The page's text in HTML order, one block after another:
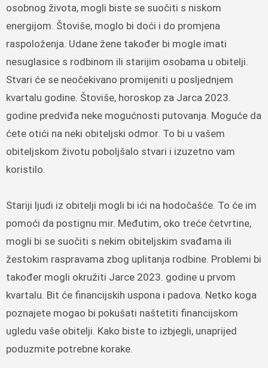
osobnog života, mogli biste se suočiti s niskom
energijom. Štoviše, moglo bi doći i do promjena
raspoloženja. Udane žene također bi mogle imati
nesuglasice s rodbinom ili starijim osobama u obitelji.
Stvari će se neočekivano promijeniti u posljednjem
kvartalu godine. Štoviše, horoskop za Jarca 2023.
godine predviđa neke mogućnosti putovanja. Moguće da
ćete otići na neki obiteljski odmor. To bi u vašem
obiteljskom životu poboljšalo stvari i izuzetno vam
koristilo.
Stariji ljudi iz obitelji mogli bi ići na hodočašće. To će im
pomoći da postignu mir. Međutim, oko treće četvrtine,
mogli bi se suočiti s nekim obiteljskim svađama ili
žestokim raspravama zbog uplitanja rodbine. Problemi bi
također mogli okružiti Jarce 2023. godine u prvom
kvartalu. Bit će financijskih uspona i padova. Netko koga
poznajete mogao bi pokušati naštetiti financijskom
ugledu vaše obitelji. Kako biste to izbjegli, unaprijed
poduzmite potrebne korake.